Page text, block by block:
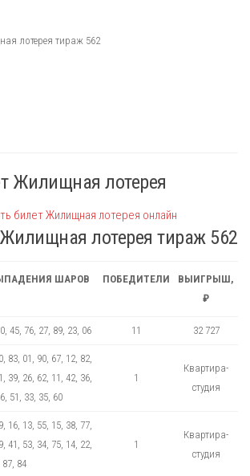
Жилищная лотерея
лотерея тираж 562
ШАРОВ ПОБЕДИТЕЛИ
ВЫИГРЫШ,
₽
45, 76, 27, 89, 23, 06 11 32 727
83, 01, 90, 67, 12, 82,
39, 26, 62, 11, 42, 36,
51, 33, 35, 60
1
Квартира-
студия
16, 13, 55, 15, 38, 77,
41, 53, 34, 75, 14, 22,
87, 84
1
Квартира-
студия